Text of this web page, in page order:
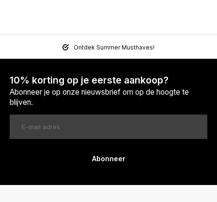
Ontdek Summer Musthaves!
10% korting op je eerste aankoop?
Abonneer je op onze nieuwsbrief om op de hoogte te
blijven.
Abonneer